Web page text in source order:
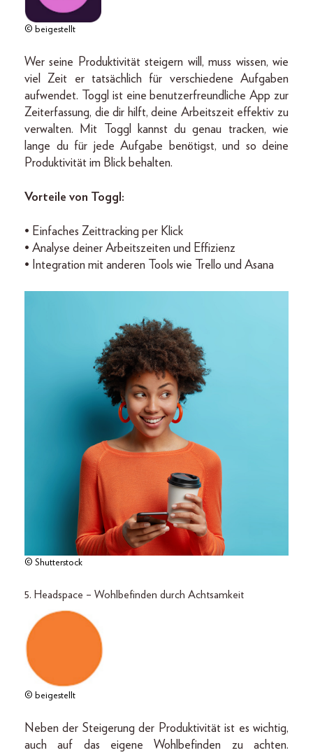
© beigestellt
Wer seine Produktivität steigern will, muss wissen, wie
viel Zeit er tatsächlich für verschiedene Aufgaben
aufwendet. Toggl ist eine benutzerfreundliche App zur
Zeiterfassung, die dir hilft, deine Arbeitszeit effektiv zu
verwalten. Mit Toggl kannst du genau tracken, wie
lange du für jede Aufgabe benötigst, und so deine
Produktivität im Blick behalten.
Vorteile von Toggl:
• Einfaches Zeittracking per Klick
• Analyse deiner Arbeitszeiten und Effizienz
• Integration mit anderen Tools wie Trello und Asana
© Shutterstock
5. Headspace – Wohlbefinden durch Achtsamkeit
© beigestellt
Neben der Steigerung der Produktivität ist es wichtig,
auch auf das eigene Wohlbefinden zu achten.